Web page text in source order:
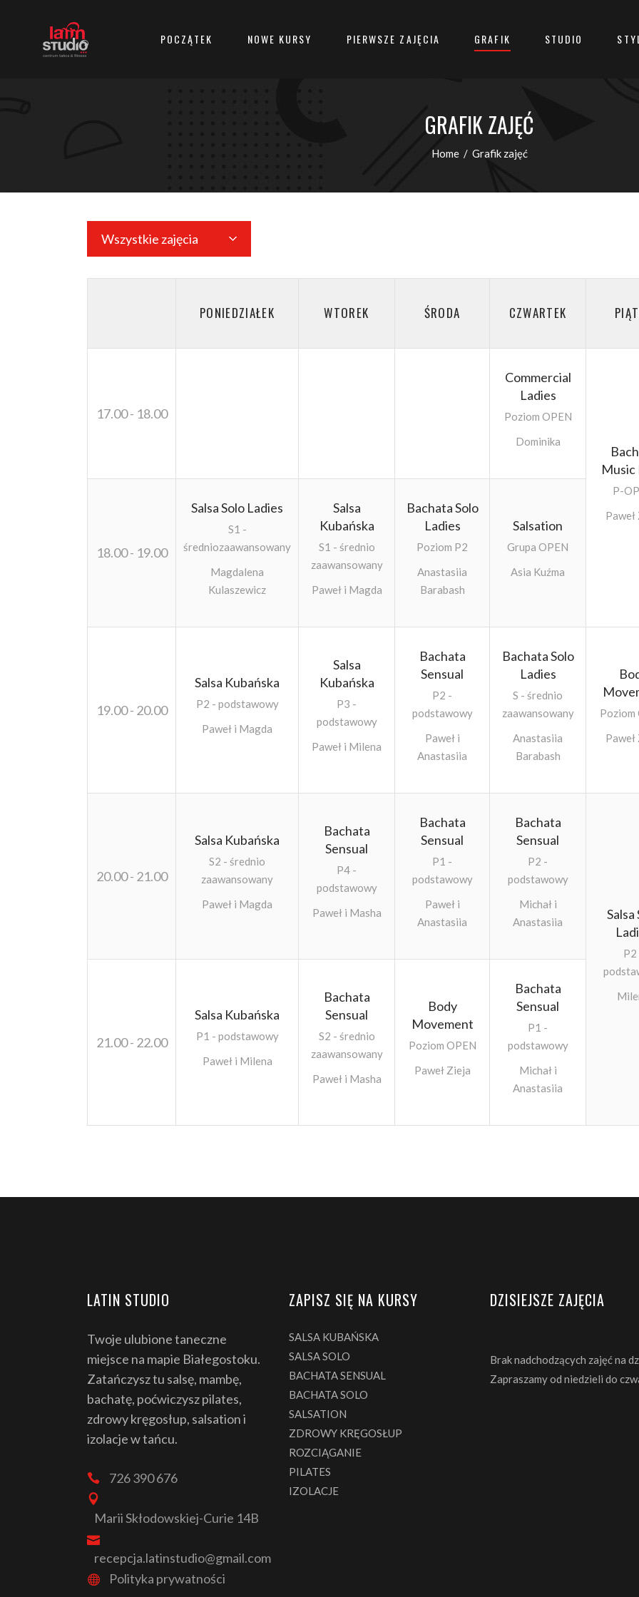
POCZĄTEK NOWE KURSY PIERWSZE ZAJĘCIA GRAFIK STUDIO
GRAFIK ZAJĘĆ
Home/ Grafik zajęć
Wszystkie zajęcia
PONIEDZIAŁEK WTOREK ŚRODA CZWARTEK
17.00 - 18.00
Commercial
Ladies
Poziom OPEN
Dominika
Music
P-
18.00 - 19.00
Salsa Solo Ladies
S1 -
średniozaawansowany
Magdalena
Kulaszewicz
Salsa
Kubańska
S1 - średnio
zaawansowany
Paweł i Magda
Bachata Solo
Ladies
Poziom P2
Anastasiia
Barabash
Salsation
Grupa OPEN
Asia Kuźma
19.00 - 20.00
Salsa Kubańska
P2 - podstawowy
Paweł i Magda
Salsa
Kubańska
P3 -
podstawowy
Paweł i Milena
Bachata
Sensual
P2 -
podstawowy
Paweł i
Anastasiia
Bachata Solo
Ladies
S - średnio
zaawansowany
Anastasiia
Barabash
Poziom
20.00 - 21.00
Salsa Kubańska
S2 - średnio
zaawansowany
Paweł i Magda
Bachata
Sensual
P4 -
podstawowy
Paweł i Masha
Bachata
Sensual
P1 -
podstawowy
Paweł i
Anastasiia
Bachata
Sensual
P2 -
podstawowy
Michał i
Anastasiia
Salsa
P2
21.00 - 22.00
Salsa Kubańska
P1 - podstawowy
Paweł i Milena
Bachata
Sensual
S2 - średnio
zaawansowany
Paweł i Masha
Body
Movement
Poziom OPEN
Paweł Zieja
Bachata
Sensual
P1 -
podstawowy
Michał i
Anastasiia
LATIN STUDIO
Twoje ulubione taneczne
miejsce na mapie Białegostoku.
Zatańczysz tu salsę, mambę,
bachatę, poćwiczysz pilates,
zdrowy kręgosłup, salsation i
izolacje w tańcu.
726 390 676
Marii Skłodowskiej-Curie 14B
recepcja.latinstudio@gmail.com
Polityka prywatności
ZAPISZ SIĘ NA KURSY
SALSA KUBAŃSKA
SALSA SOLO
BACHATA SENSUAL
BACHATA SOLO
SALSATION
ZDROWY KRĘGOSŁUP
ROZCIĄGANIE
PILATES
IZOLACJE
DZISIEJSZE ZAJĘCIA
Brak nadchodzących zajęć na
Zapraszamy od niedzieli do